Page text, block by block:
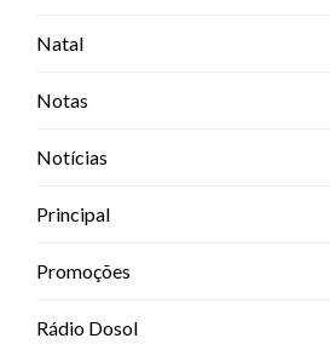
Natal
Notas
Notícias
Principal
Promoções
Rádio Dosol